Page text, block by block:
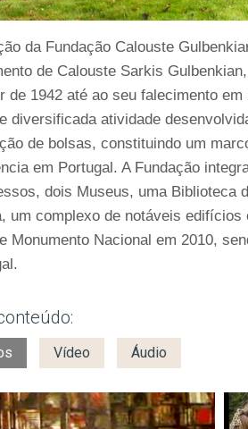
da Fundação Calouste
de Calouste Sarkis
de 1942 até ao seu falecimento
diversificada atividade
de bolsas, constituindo um
em Portugal. A Fundação
dois Museus, uma Biblioteca
um complexo de notáveis
Monumento Nacional em 2010,
Vídeo Áudio